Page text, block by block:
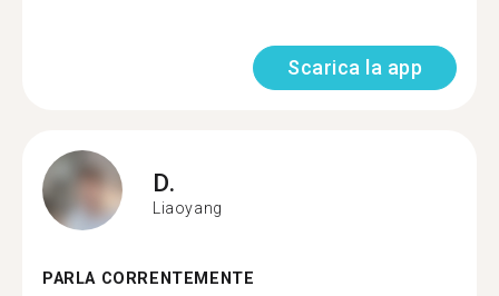
Scarica la app
D.
Liaoyang
PARLA CORRENTEMENTE